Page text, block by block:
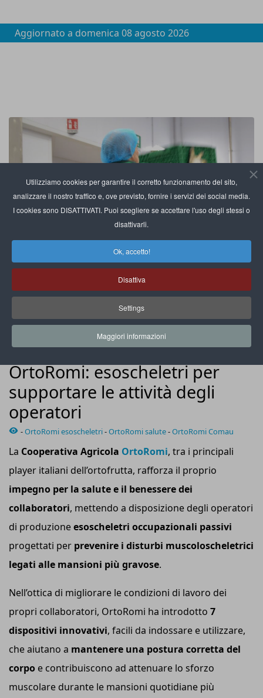
Utilizziamo cookies per garantire il corretto funzionamento del sito,
analizzare il nostro traffico e, ove previsto, fornire i servizi dei social media.
I cookies sono DISATTIVATI. Puoi scegliere se accettare l'uso degli stessi o
disattivarli.
Ok, accetto!
Disattiva
Settings
Maggiori informazioni
Aggiornato a domenica 08 agosto 2026
L’esoscheletro è progettato per diminuire del 30%
l’affaticamento di braccia e spalle
OrtoRomi: esoscheletri per
supportare le attività degli
operatori
-OrtoRomi esoscheletri-OrtoRomi salute-OrtoRomi Comau
La Cooperativa Agricola OrtoRomi, tra i principali
player italiani dell’ortofrutta, rafforza il proprio
impegno per la salute e il benessere dei
collaboratori, mettendo a disposizione degli operatori
di produzioneesoscheletri occupazionali passivi
progettati per prevenire i disturbi muscoloscheletrici
legati alle mansioni più gravose.
Nell’ottica di migliorare le condizioni di lavoro dei
propri collaboratori, OrtoRomi ha introdotto 7
dispositivi innovativi, facili da indossare e utilizzare,
che aiutano a mantenere una postura corretta del
corpo e contribuiscono ad attenuare lo sforzo
muscolare durante le mansioni quotidiane più